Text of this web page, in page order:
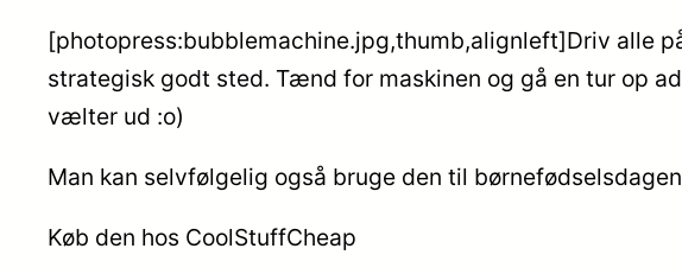
[photopress:bubblemachine.jpg,thumb,alignleft]Driv alle
strategisk godt sted. Tænd for maskinen og gå en tur op
vælter ud :o)
Man kan selvfølgelig også bruge den til
Køb den hos CoolStuffCheap